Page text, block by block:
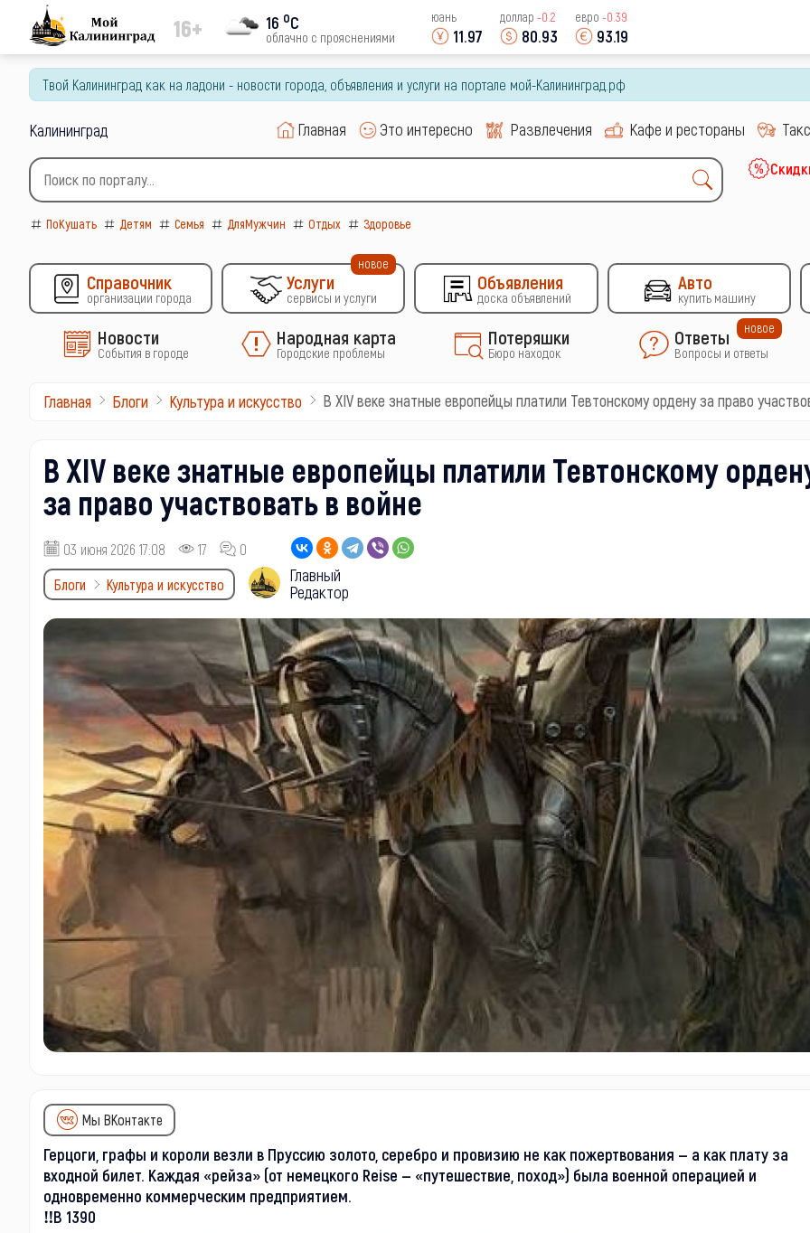
16+ 16 oC
облачно с прояснениями
юань
11.97
доллар -0.2
80.93
евро -0.39
93.19
Твой Калининград как на ладони - новости города, объявления и услуги на портале мой-Калининград.рф
Калининград Главная Это интересно Развлечения Кафе и рестораны
ПоКушать Детям Семья ДляМужчин Отдых Здоровье
Справочник
организации города
Услуги
сервисы и услуги
новое
Объявления
доска объявлений
Авто
купить машину
Новости
События в городе
Народная карта
Городские проблемы
Потеряшки
Бюро находок
Ответы
Вопросы и ответы
новое
Главная Блоги Культура и искусство В XIV веке знатные европейцы платили Тевтонскому ордену за право
В XIV веке знатные европейцы платили Тевтонскому
за право участвовать в войне
03 июня 2026 17:08 17 0
Блоги Культура и искусство
Главный
Редактор
Мы ВКонтакте
Герцоги, графы и короли везли в Пруссию золото, серебро и провизию не как пожертвования — а как плату за
входной билет. Каждая «рейза» (от немецкого Reise — «путешествие, поход») была военной операцией и
одновременно коммерческим предприятием.
‼В 1390